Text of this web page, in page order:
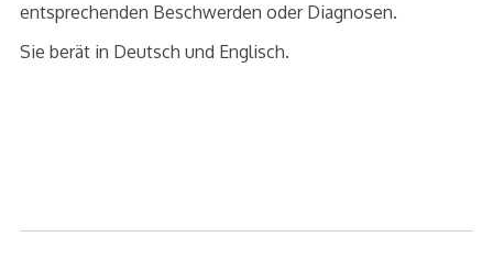
entsprechenden Beschwerden oder Diagnosen.
Sie berät in Deutsch und Englisch.